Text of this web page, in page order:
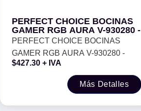
PERFECT CHOICE BOCINAS
GAMER RGB AURA V-930280 -
PERFECT CHOICE BOCINAS
GAMER RGB AURA V-930280 -
$427.30 + IVA
Más Detalles